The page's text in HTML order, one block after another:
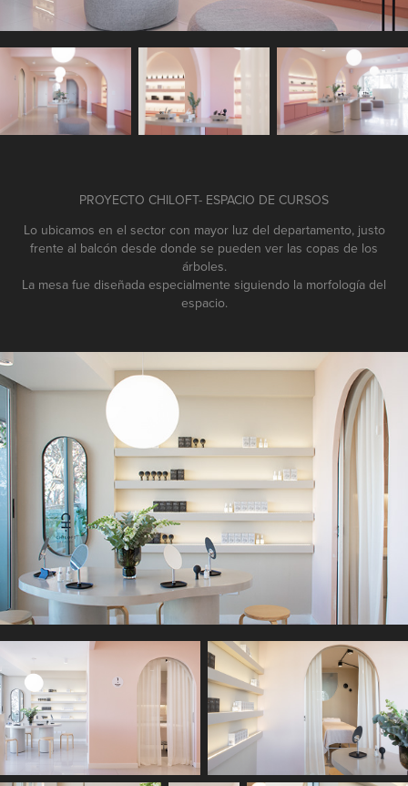
PROYECTO CHILOFT- ESPACIO DE CURSOS
Lo ubicamos en el sector con mayor luz del departamento, justo
frente al balcón desde donde se pueden ver las copas de los
árboles.
La mesa fue diseñada especialmente siguiendo la morfología del
espacio.